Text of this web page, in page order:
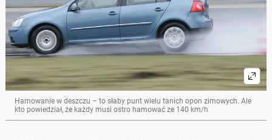
Hamowanie w deszczu – to słaby punt wielu tanich opon zimowych. Ale
kto powiedział, że każdy musi ostro hamować ze 140 km/h